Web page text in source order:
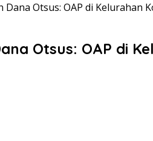
Dana Otsus: OAP di Kelurahan
Otsus: OAP di